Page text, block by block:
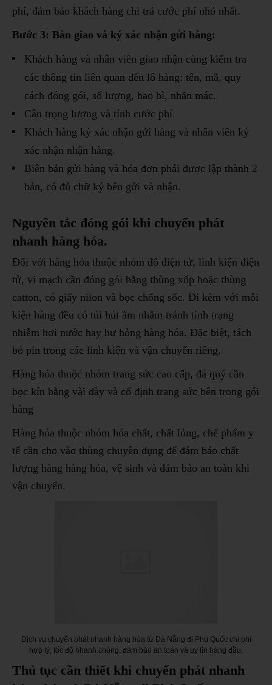
phí, đảm bảo khách hàng chi trả cước phí nhỏ nhất.
Bước 3: Bàn giao và ký xác nhận gửi hàng:
Khách hàng và nhân viên giao nhận cùng kiểm tra
các thông tin liên quan đến lô hàng: tên, mã, quy
cách đóng gói, số lượng, bao bì, nhãn mác.
Cân trọng lượng và tính cước phí.
Khách hàng ký xác nhận gửi hàng và nhân viên ký
xác nhận nhận hàng.
Biên bản gửi hàng và hóa đơn phải được lập thành 2
bản, có đủ chữ ký bên gửi và nhận.
Nguyên tắc đóng gói khi chuyển phát
nhanh hàng hóa.
Đối với hàng hóa thuộc nhóm đồ điện tử, linh kiện điện
tử, vi mạch cần đóng gói bằng thùng xốp hoặc thùng
catton, có giấy nilon và bọc chống sốc. Đi kèm với mỗi
kiện hàng đều có túi hút ẩm nhằm tránh tình trạng
nhiễm hơi nước hay hư hỏng hàng hóa. Đặc biệt, tách
bỏ pin trong các linh kiện và vận chuyển riêng.
Hàng hóa thuộc nhóm trang sức cao cấp, đá quý cần
bọc kín bằng vài dày và cố định trang sức bên trong gói
hàng
Hàng hóa thuộc nhóm hóa chất, chất lỏng, chế phẩm y
tế cần cho vào thùng chuyên dụng để đảm bảo chất
lượng hàng hàng hóa, vệ sinh và đảm bảo an toàn khi
vận chuyển.
Dịch vụ chuyển phát nhanh hàng hóa từ Đà Nẵng đi Phú Quốc chi phí
hợp lý, tốc độ nhanh chóng, đảm bảo an toàn và uy tín hàng đầu.
Thủ tục cần thiết khi chuyển phát nhanh